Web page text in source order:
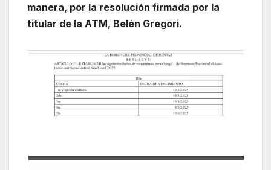
manera, por la resolución firmada por la
titular de la ATM, Belén Gregori.